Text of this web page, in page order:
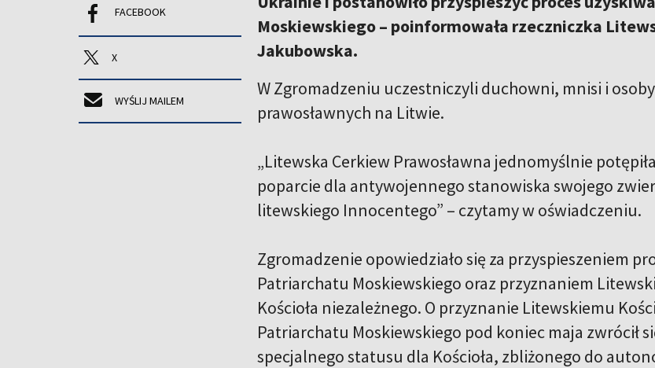
FACEBOOK
X
WYŚLIJ MAILEM
Moskiewskiego – poinformowała rzeczniczka
Jakubowska.
W Zgromadzeniu uczestniczyli duchowni, mnisi i
prawosławnych na Litwie.
„Litewska Cerkiew Prawosławna jednomyślnie
poparcie dla antywojennego stanowiska swojego
litewskiego Innocentego” – czytamy w oświadczeniu.
Zgromadzenie opowiedziało się za przyspieszeniem
Patriarchatu Moskiewskiego oraz przyznaniem
Kościoła niezależnego. O przyznanie Litewskiemu
Patriarchatu Moskiewskiego pod koniec maja zwrócił
specjalnego statusu dla Kościoła, zbliżonego do